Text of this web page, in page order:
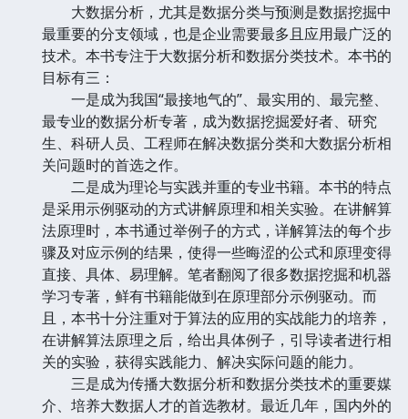
大数据分析，尤其是数据分类与预测是数据挖掘中
最重要的分支领域，也是企业需要最多且应用最广泛的
技术。本书专注于大数据分析和数据分类技术。本书的
目标有三：
一是成为我国“最接地气的”、最实用的、最完整、
最专业的数据分析专著，成为数据挖掘爱好者、研究
生、科研人员、工程师在解决数据分类和大数据分析相
关问题时的首选之作。
二是成为理论与实践并重的专业书籍。本书的特点
是采用示例驱动的方式讲解原理和相关实验。在讲解算
法原理时，本书通过举例子的方式，详解算法的每个步
骤及对应示例的结果，使得一些晦涩的公式和原理变得
直接、具体、易理解。笔者翻阅了很多数据挖掘和机器
学习专著，鲜有书籍能做到在原理部分示例驱动。而
且，本书十分注重对于算法的应用的实战能力的培养，
在讲解算法原理之后，给出具体例子，引导读者进行相
关的实验，获得实践能力、解决实际问题的能力。
三是成为传播大数据分析和数据分类技术的重要媒
介、培养大数据人才的首选教材。最近几年，国内外的